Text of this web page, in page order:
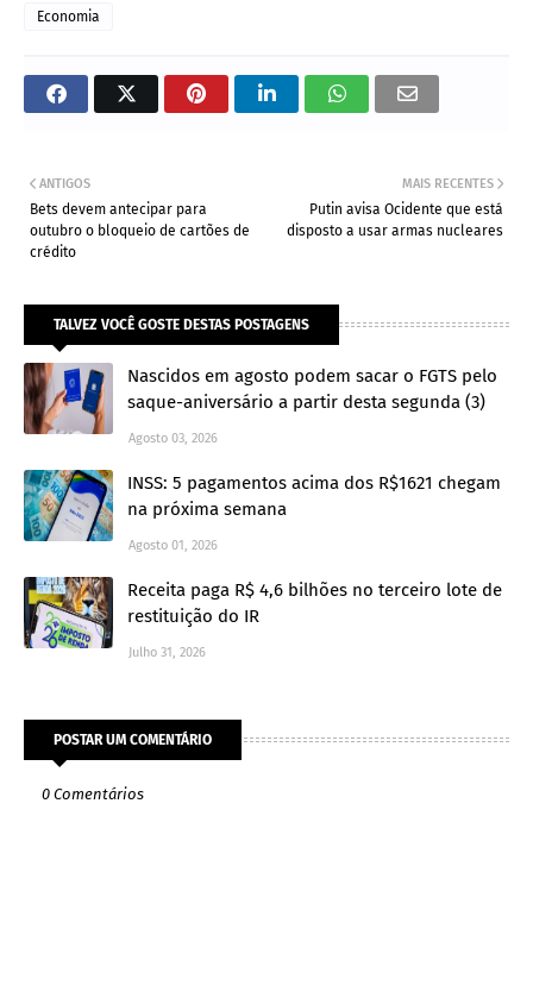
Economia
MAIS RECENTES
Putin avisa Ocidente que está
disposto a usar armas nucleares
ANTIGOS
Bets devem antecipar para
outubro o bloqueio de cartões de
crédito
TALVEZ VOCÊ GOSTE DESTAS POSTAGENS
Nascidos em agosto podem sacar o FGTS pelo
saque-aniversário a partir desta segunda (3)
Agosto 03, 2026
INSS: 5 pagamentos acima dos R$1621 chegam
na próxima semana
Agosto 01, 2026
Receita paga R$ 4,6 bilhões no terceiro lote de
restituição do IR
Julho 31, 2026
POSTAR UM COMENTÁRIO
0 Comentários